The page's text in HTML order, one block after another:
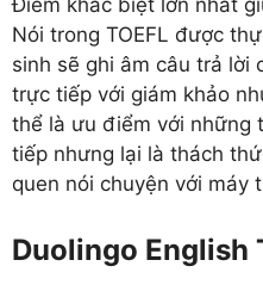
Nói trong TOEFL được
sinh sẽ ghi âm câu trả lời
trực tiếp với giám khảo
thể là ưu điểm với những
tiếp nhưng lại là thách
quen nói chuyện với máy
Duolingo English